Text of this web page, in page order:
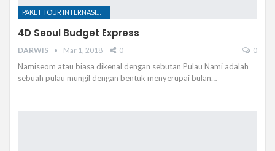
4D Seoul Budget Express
DARWIS Mar 1, 2018 0 0
Namiseom atau biasa dikenal dengan sebutan Pulau Nami adalah
sebuah pulau mungil dengan bentuk menyerupai bulan…